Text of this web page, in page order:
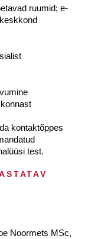
ruumid; e-
kontaktõppes
test.
Noormets MSc,